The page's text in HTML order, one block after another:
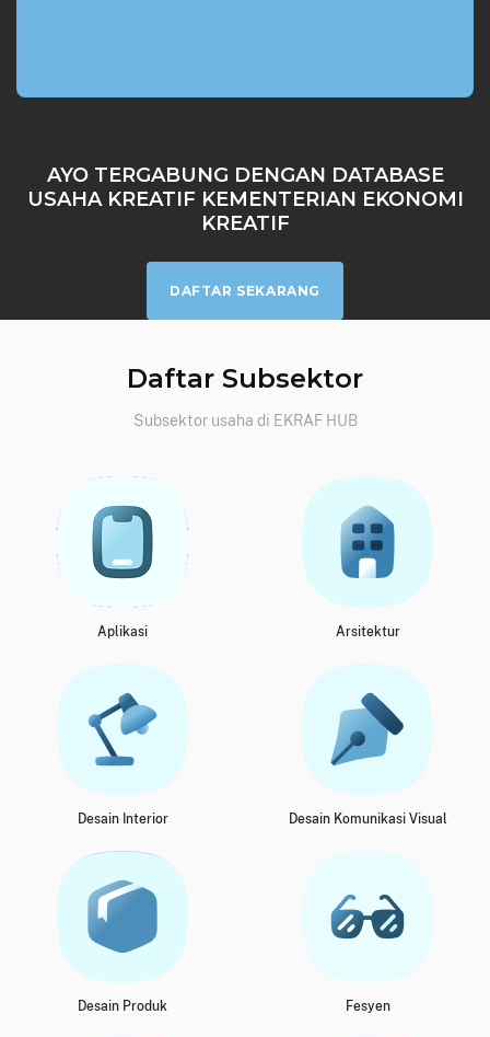
AYO TERGABUNG DENGAN DATABASE
USAHA KREATIF KEMENTERIAN EKONOMI
KREATIF
DAFTAR SEKARANG
Daftar Subsektor
Subsektor usaha di EKRAF HUB
Aplikasi Arsitektur
Desain Interior Desain Komunikasi Visual
Desain Produk Fesyen